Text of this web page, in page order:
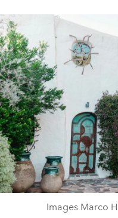
Images Marco